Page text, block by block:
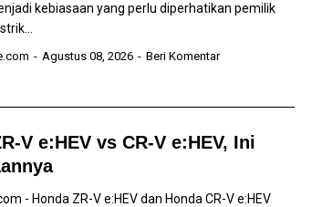
kebiasaan yang perlu diperhatikan pemilik
Agustus 08, 2026 Beri Komentar
V e:HEV vs CR-V e:HEV, Ini
- Honda ZR-V e:HEV dan Honda CR-V e:HEV